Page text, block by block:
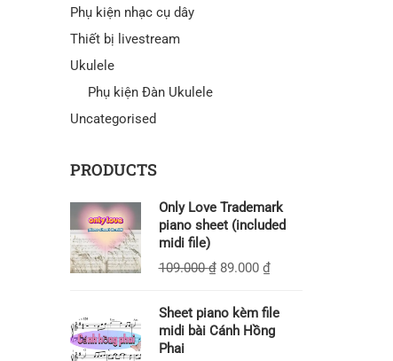
Phụ kiện nhạc cụ dây
Thiết bị livestream
Ukulele
Phụ kiện Đàn Ukulele
Uncategorised
PRODUCTS
Only Love Trademark
piano sheet (included
midi file)
109.000₫ 89.000 ₫
Sheet piano kèm file
midi bài Cánh Hồng
Phai